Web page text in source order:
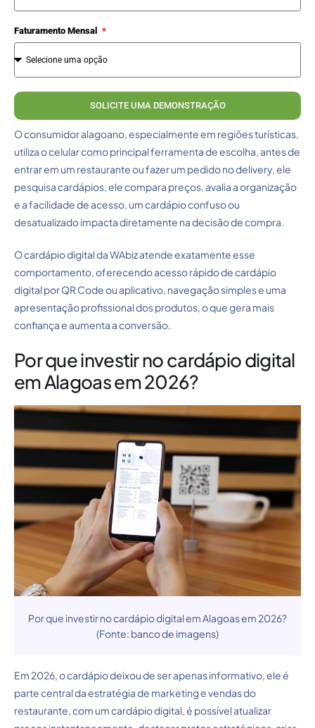
Faturamento Mensal
SOLICITE UMA DEMONSTRAÇÃO
O consumidor alagoano, especialmente em regiões turísticas,
utiliza o celular como principal ferramenta de escolha, antes de
entrar em um restaurante ou fazer um pedido no delivery, ele
pesquisa cardápios, ele compara preços, avalia a organização
e a facilidade de acesso, um cardápio confuso ou
desatualizado impacta diretamente na decisão de compra.
O cardápio digital da WAbiz atende exatamente esse
comportamento, oferecendo acesso rápido de cardápio
digital por QR Code ou aplicativo, navegação simples e uma
apresentação profissional dos produtos, o que gera mais
confiança e aumenta a conversão.
Por que investir no cardápio digital
em Alagoas em 2026?
Por que investir no cardápio digital em Alagoas em 2026?
(Fonte: banco de imagens)
Em 2026, o cardápio deixou de ser apenas informativo, ele é
parte central da estratégia de marketing e vendas do
restaurante, com um cardápio digital, é possível atualizar